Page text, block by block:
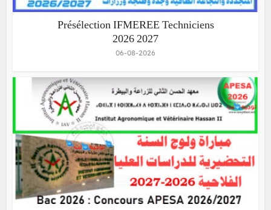
Présélection IFMEREE Techniciens
2026 2027
06-08-2026